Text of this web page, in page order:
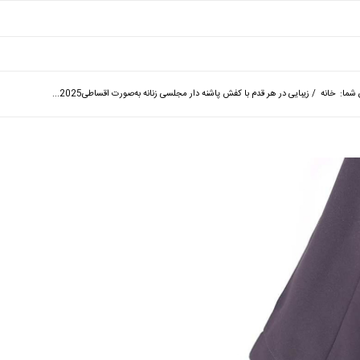
شما: خانه / زیبایی در هر قدم با کفش پاشنه دار مجلسی زنانه به‌صورت اقساطی2025...